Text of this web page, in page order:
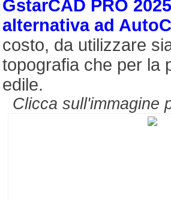
GstarCAD PRO 2025
alternativa ad
costo, da utilizzare
topografia che per la
edile.
Clicca sull'immagine